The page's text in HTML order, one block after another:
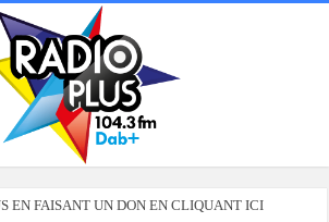
EN FAISANT UN DON EN CLIQUANT ICI